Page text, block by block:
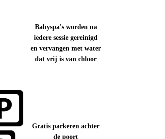
Babyspa's worden na
iedere sessie gereinigd
en vervangen met water
dat vrij is van chloor
Gratis parkeren achter
de poort